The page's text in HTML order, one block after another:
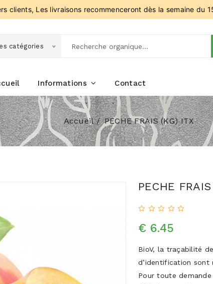
clients, Les livraisons recommenceront dès la semaine du
catégories
Informations Contact
Accueil PECHE FRAIS (KG) ITX
PECHE
€ 6.45
BioV, la traçabilité
d’identification sont
Pour toute